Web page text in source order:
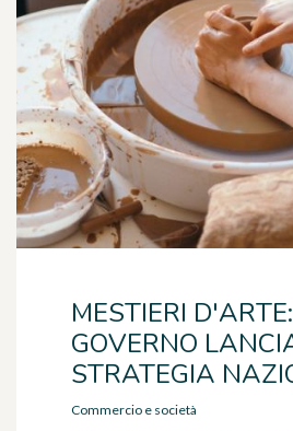
MESTIERI
GOVERNO
STRATEGIA
Commercio e società